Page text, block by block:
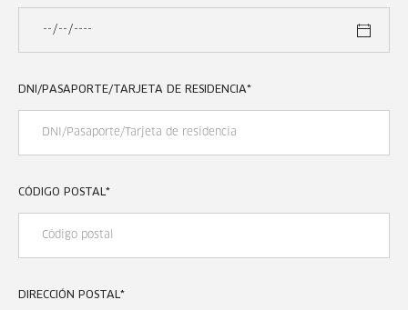
DNI/PASAPORTE/TARJETA DE RESIDENCIA*
CÓDIGO POSTAL*
DIRECCIÓN POSTAL*